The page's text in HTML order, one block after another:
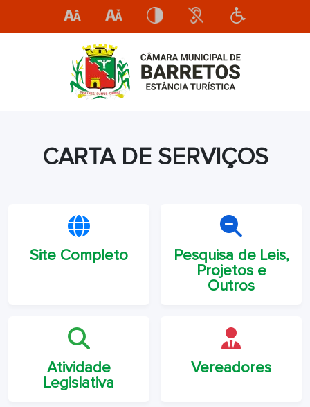
CARTA DE SERVIÇOS
Site Completo
Pesquisa de Leis,
Projetos e
Outros
Atividade
Legislativa
Vereadores